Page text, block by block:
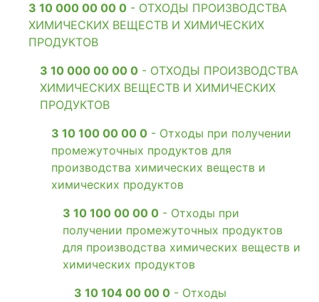
3 10 000 00 00 0 - ОТХОДЫ ПРОИЗВОДСТВА
ХИМИЧЕСКИХ ВЕЩЕСТВ И ХИМИЧЕСКИХ
ПРОДУКТОВ
3 10 000 00 00 0 - ОТХОДЫ ПРОИЗВОДСТВА
ХИМИЧЕСКИХ ВЕЩЕСТВ И ХИМИЧЕСКИХ
ПРОДУКТОВ
3 10 100 00 00 0 - Отходы при получении
промежуточных продуктов для
производства химических веществ и
химических продуктов
3 10 100 00 00 0 - Отходы при
получении промежуточных продуктов
для производства химических веществ и
химических продуктов
3 10 104 00 00 0 - Отходы